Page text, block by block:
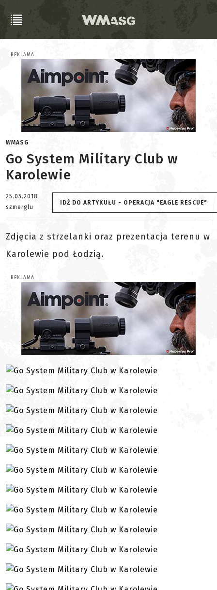
REKLAMA
WMASG
Go System Military Club w
Karolewie
25.05.2018
szmerglu
IDŹ DO ARTYKUŁU - OPERACJA "EAGLE RESCUE"
Zdjęcia z strzelanki oraz prezentacja terenu w
Karolewie pod Łodzią.
REKLAMA